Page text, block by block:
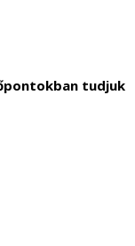
tudjuk